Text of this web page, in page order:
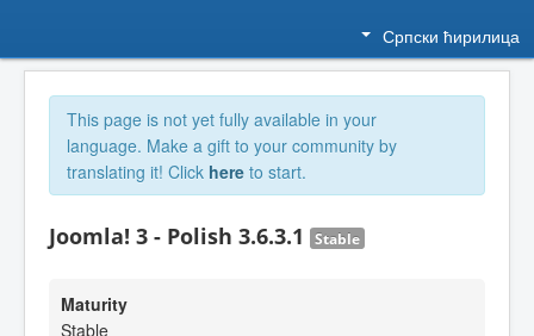
Српски ћирилица
This page is not yet fully available in your
language. Make a gift to your community by
translating it! Click here to start.
Joomla! 3 - Polish 3.6.3.1 Stable
Maturity
Stable